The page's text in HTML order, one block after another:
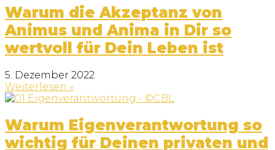
Warum die Akzeptanz von
Animus und Anima in Dir so
wertvoll für Dein Leben ist
5. Dezember 2022
Weiterlesen »
Warum Eigenverantwortung so
wichtig für Deinen privaten und